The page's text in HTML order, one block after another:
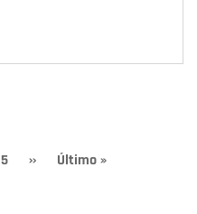
Page
5
Siguiente
››
Última
Último »